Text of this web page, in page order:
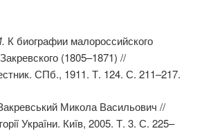
К биографии малороссийского
(1805–1871) //
СПб., 1911. Т. 124. С. 211–217.
Микола Васильович //
Украïни. Киïв, 2005. Т. 3. С. 225–